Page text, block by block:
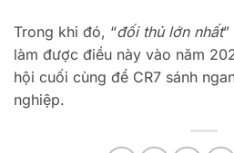
Trong khi đó, “đối thủ lớn nhất
làm được điều này vào năm
hội cuối cùng để CR7 sánh
nghiệp.